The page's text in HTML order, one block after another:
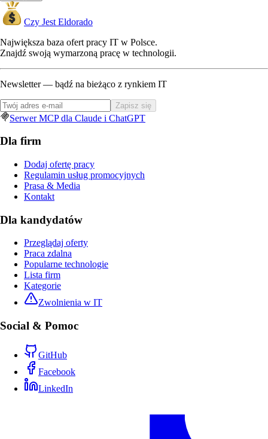
Czy Jest Eldorado
Największa baza ofert pracy IT w Polsce.
Znajdź swoją wymarzoną pracę w technologii.
Newsletter — bądź na bieżąco z rynkiem IT
Zapisz się
Serwer MCP dla Claude i ChatGPT
Dla firm
Dodaj ofertę pracy
Regulamin usług promocyjnych
Prasa & Media
Kontakt
Dla kandydatów
Przeglądaj oferty
Praca zdalna
Popularne technologie
Lista firm
Kategorie
Zwolnienia w IT
Social & Pomoc
GitHub
Facebook
LinkedIn